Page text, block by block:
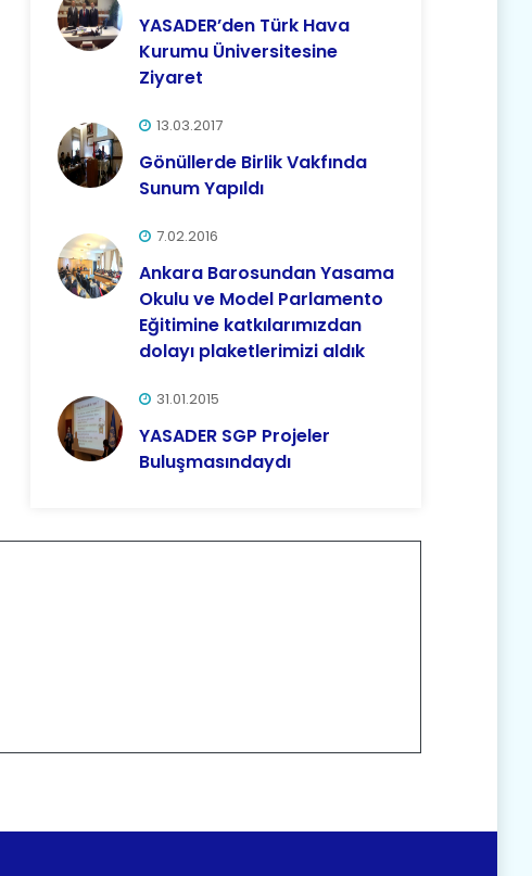
YASADER’den Türk Hava
Kurumu Üniversitesine
Ziyaret
13.03.2017
Gönüllerde Birlik Vakfında
Sunum Yapıldı
7.02.2016
Ankara Barosundan Yasama
Okulu ve Model Parlamento
Eğitimi​ne katkılarımızdan
dolayı plaketlerimizi aldık
31.01.2015
YASADER SGP Projeler
Buluşmasındaydı